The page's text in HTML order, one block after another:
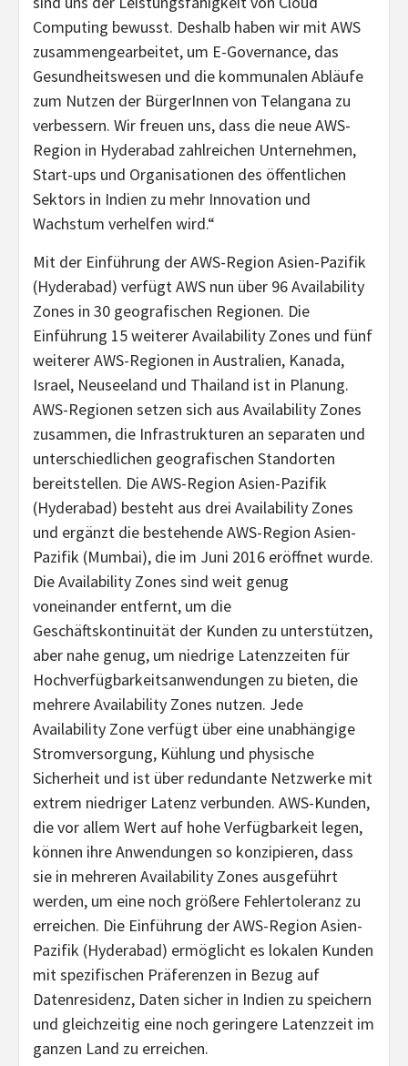
Computing bewusst. Deshalb haben wir mit AWS
zusammengearbeitet, um E-Governance, das
Gesundheitswesen und die kommunalen Abläufe
zum Nutzen der BürgerInnen von Telangana zu
verbessern. Wir freuen uns, dass die neue AWS-
Region in Hyderabad zahlreichen Unternehmen,
Start-ups und Organisationen des öffentlichen
Sektors in Indien zu mehr Innovation und
Wachstum verhelfen wird.“
Mit der Einführung der AWS-Region Asien-Pazifik
(Hyderabad) verfügt AWS nun über 96 Availability
Zones in 30 geografischen Regionen. Die
Einführung 15 weiterer Availability Zones und fünf
weiterer AWS-Regionen in Australien, Kanada,
Israel, Neuseeland und Thailand ist in Planung.
AWS-Regionen setzen sich aus Availability Zones
zusammen, die Infrastrukturen an separaten und
unterschiedlichen geografischen Standorten
bereitstellen. Die AWS-Region Asien-Pazifik
(Hyderabad) besteht aus drei Availability Zones
und ergänzt die bestehende AWS-Region Asien-
Pazifik (Mumbai), die im Juni 2016 eröffnet wurde.
Die Availability Zones sind weit genug
voneinander entfernt, um die
Geschäftskontinuität der Kunden zu unterstützen,
aber nahe genug, um niedrige Latenzzeiten für
Hochverfügbarkeitsanwendungen zu bieten, die
mehrere Availability Zones nutzen. Jede
Availability Zone verfügt über eine unabhängige
Stromversorgung, Kühlung und physische
Sicherheit und ist über redundante Netzwerke mit
extrem niedriger Latenz verbunden. AWS-Kunden,
die vor allem Wert auf hohe Verfügbarkeit legen,
können ihre Anwendungen so konzipieren, dass
sie in mehreren Availability Zones ausgeführt
werden, um eine noch größere Fehlertoleranz zu
erreichen. Die Einführung der AWS-Region Asien-
Pazifik (Hyderabad) ermöglicht es lokalen Kunden
mit spezifischen Präferenzen in Bezug auf
Datenresidenz, Daten sicher in Indien zu speichern
und gleichzeitig eine noch geringere Latenzzeit im
ganzen Land zu erreichen.